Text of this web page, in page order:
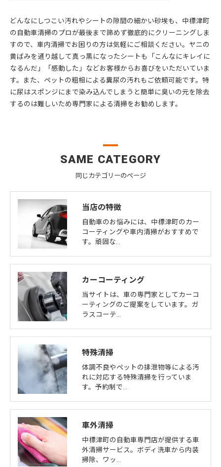
どんなにしつこい汚れやシートの隙間の細かい砂埃も、中標津町
の自動車清掃のプロが最後まで諦めず徹底的にクリーニングしま
すので、車内清掃でお困りの方は気軽にご相談ください。ヤニの
黄ばみを通り越して真っ黒になったシートも「こんなにキレイに
なるんだ」「感動した」などお客様からお喜びをいただいていま
す。また、ペットの粗相による糞尿の汚れもご依頼可能です。特
に尿はスポンジにまで染み込んでしまうと簡単に臭いの元を除去
するのは難しいため専門家による清掃をお勧めします。
同じカテゴリーのページ
SAME CATEGORY
当店の特徴
自動車のお悩みには、中標津町のカー
コーティングや車内清掃がおすすめで
す。頑固な…
カーコーティング
当サイトは、車の専門家としてカーコ
ーティングのご提案をしています。ガ
ラスコーテ…
特殊清掃
体調不良やペットの排泄物等による汚
れに対応する特殊清掃を行っていま
す。予約制で…
車外清掃
中標津町の自動車専門店が提供する車
外清掃サービス。ボディ洗車から内装
掃除、ワッ…